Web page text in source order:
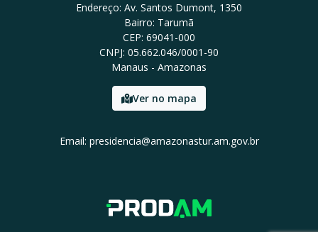
Endereço: Av. Santos Dumont, 1350
Bairro: Tarumã
CEP: 69041-000
CNPJ: 05.662.046/0001-90
Manaus - Amazonas
Ver no mapa
Email: presidencia@amazonastur.am.gov.br